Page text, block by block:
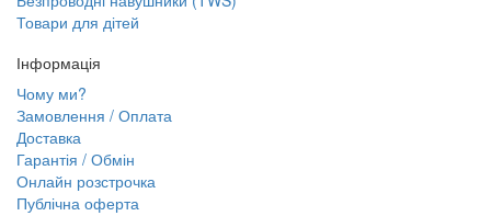
Товари для дітей
Інформація
Чому ми?
Замовлення / Оплата
Доставка
Гарантія / Обмін
Онлайн розстрочка
Публічна оферта